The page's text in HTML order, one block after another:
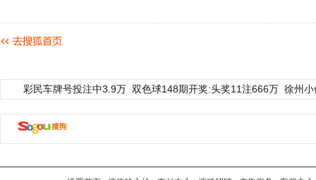
彩民车牌号投注中3.9万 双色球148期开奖:头奖11注666万 徐州